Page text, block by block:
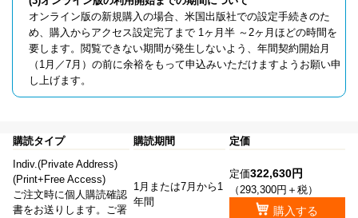
オンライン版の新規購入の場合、米国出版社での設定手続きのた
め、購入からアクセス設定完了まで 1ヶ月半 ～2ヶ月ほどの時間を
要します。閲覧できない期間が発生しないよう、年間契約開始月
（1月／7月）の前に余裕をもって申込みいただけますようお願い申
し上げます。
購読タイプ 購読期間
定価
Indiv.(Private Address)
(Print+Free Access)
ご注文時に個人購読確認
書をお送りします。ご署
1月または7月から1
年間
定価322,630円
（293,300円＋税）
購入する